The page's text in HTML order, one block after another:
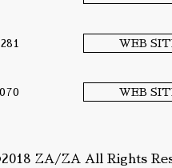
WEB
WEB
ZA/ZA All Rights